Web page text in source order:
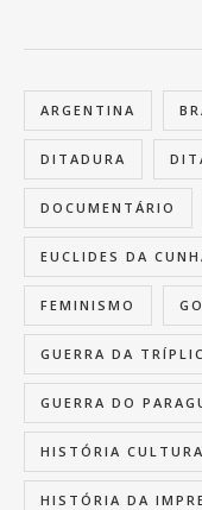
ARGENTINA
DITADURA
DOCUMENTÁRIO
EUCLIDES DA
FEMINISMO
GUERRA DA
GUERRA DO
HISTÓRIA
HISTÓRIA DA